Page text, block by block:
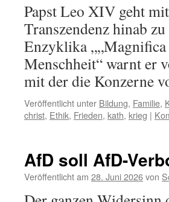
Papst Leo XIV geht
Transzendenz hinab
Enzyklika
Menschheit“ warnt er
mit der die Konzerne
Veröffentlicht unter Bildung, Familie,
christ, Ethik, Frieden, kath, krieg |
AfD soll AfD-
Veröffentlicht am 28. Juni 2026von